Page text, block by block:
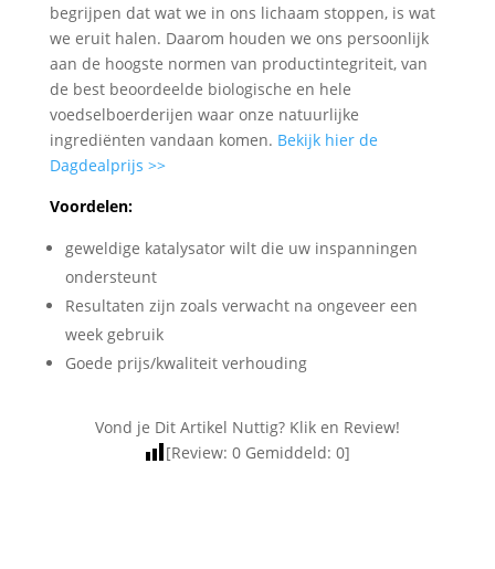
begrijpen dat wat we in ons lichaam stoppen, is wat
we eruit halen. Daarom houden we ons persoonlijk
aan de hoogste normen van productintegriteit, van
de best beoordeelde biologische en hele
voedselboerderijen waar onze natuurlijke
ingrediënten vandaan komen. Bekijk hier de
Dagdealprijs >>
Voordelen:
geweldige katalysator wilt die uw inspanningen
ondersteunt
Resultaten zijn zoals verwacht na ongeveer een
week gebruik
Goede prijs/kwaliteit verhouding
Vond je Dit Artikel Nuttig? Klik en Review!
[Review:0 Gemiddeld:0]